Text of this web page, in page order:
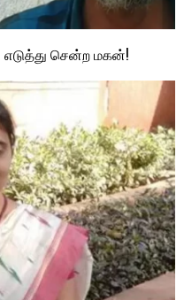
எடுத்து சென்ற மகன்!